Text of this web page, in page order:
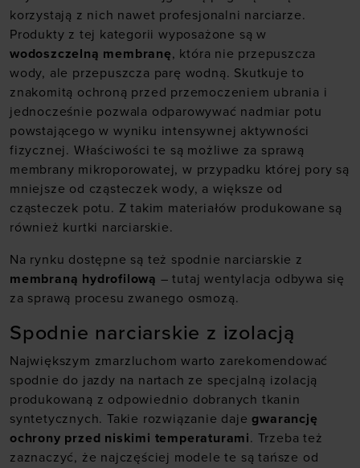
korzystają z nich nawet profesjonalni narciarze.
Produkty z tej kategorii wyposażone są w
wodoszczelną membranę, która nie przepuszcza
wody, ale przepuszcza parę wodną. Skutkuje to
znakomitą ochroną przed przemoczeniem ubrania i
jednocześnie pozwala odparowywać nadmiar potu
powstającego w wyniku intensywnej aktywności
fizycznej. Właściwości te są możliwe za sprawą
membrany mikroporowatej, w przypadku której pory są
mniejsze od cząsteczek wody, a większe od
cząsteczek potu. Z takim materiałów produkowane są
również kurtki narciarskie.
Na rynku dostępne są też spodnie narciarskie z
membraną hydrofilową – tutaj wentylacja odbywa się
za sprawą procesu zwanego osmozą.
Spodnie narciarskie z izolacją
Największym zmarzluchom warto zarekomendować
spodnie do jazdy na nartach ze specjalną izolacją
produkowaną z odpowiednio dobranych tkanin
syntetycznych. Takie rozwiązanie dajegwarancję
ochrony przed niskimi temperaturami. Trzeba też
zaznaczyć, że najczęściej modele te są tańsze od